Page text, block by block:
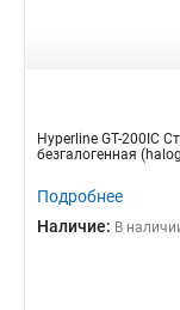
Hyperline GT-200IC
безгалогенная
Подробнее
Наличие: В